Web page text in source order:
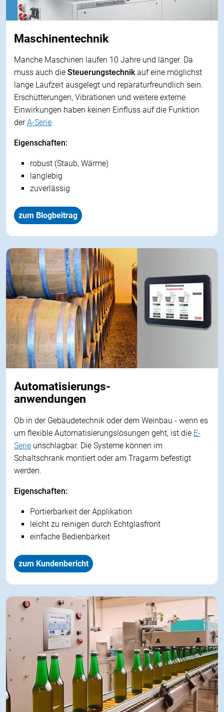
Maschinentechnik
Manche Maschinen laufen 10 Jahre und länger. Da
muss auch die Steuerungstechnikauf eine möglichst
lange Laufzeit ausgelegt und reparaturfreundlich sein.
Erschütterungen, Vibrationen und weitere externe
Einwirkungen haben keinen Einfluss auf die Funktion
derA-Serie.
Eigenschaften:
robust (Staub, Wärme)
langlebig
zuverlässig
zum Blogbeitrag
Automatisierungs-
anwendungen
Ob in der Gebäudetechnik oder dem Weinbau - wenn es
um flexible Automatisierungslösungen geht, ist die E-
Serie unschlagbar. Die Systeme können im
Schaltschrank montiert oder am Tragarm befestigt
werden.
Eigenschaften:
Portierbarkeit der Applikation
leicht zu reinigen durch Echtglasfront
einfache Bedienbarkeit
zum Kundenbericht